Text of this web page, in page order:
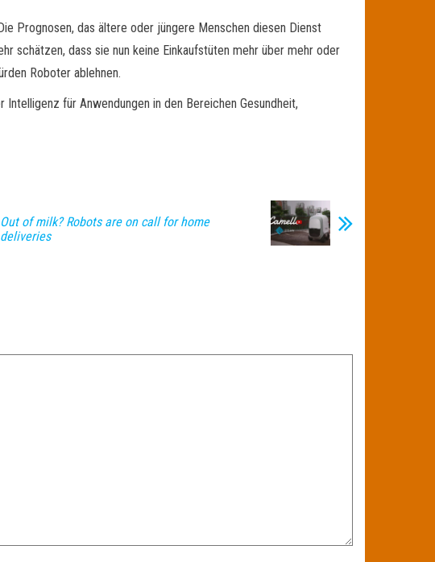
Prognosen, das ältere oder jüngere Menschen diesen Dienst
schätzen, dass sie nun keine Einkaufstüten mehr über mehr oder
Roboter ablehnen.
für Anwendungen in den Bereichen Gesundheit,
Out of milk? Robots are on call for home
deliveries